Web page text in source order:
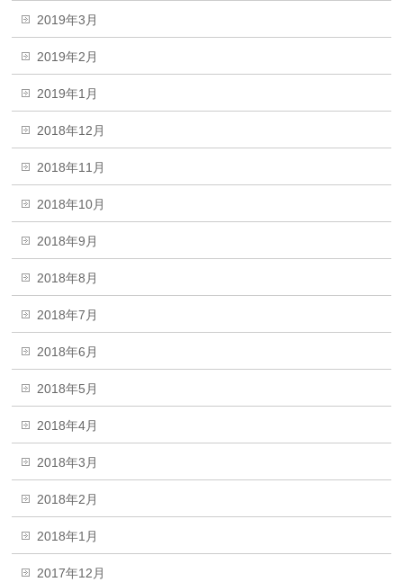
2019年3月
2019年2月
2019年1月
2018年12月
2018年11月
2018年10月
2018年9月
2018年8月
2018年7月
2018年6月
2018年5月
2018年4月
2018年3月
2018年2月
2018年1月
2017年12月